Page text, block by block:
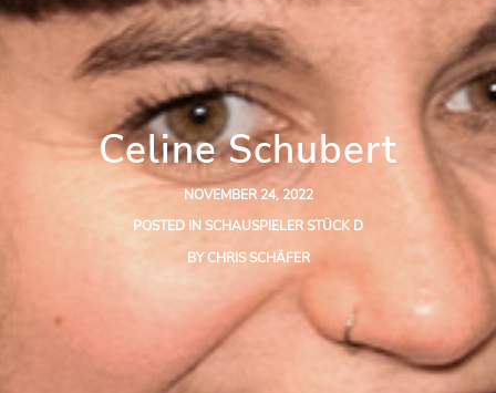
Celine Schubert
NOVEMBER 24, 2022
POSTED IN SCHAUSPIELER STÜCK D
BYCHRIS SCHÄFER